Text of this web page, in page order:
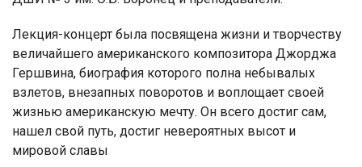
Лекция-концерт была посвящена жизни и творчеству
величайшего американского композитора Джорджа
Гершвина, биография которого полна небывалых
взлетов, внезапных поворотов и воплощает своей
жизнью американскую мечту. Он всего достиг сам,
нашел свой путь, достиг невероятных высот и
мировой славы